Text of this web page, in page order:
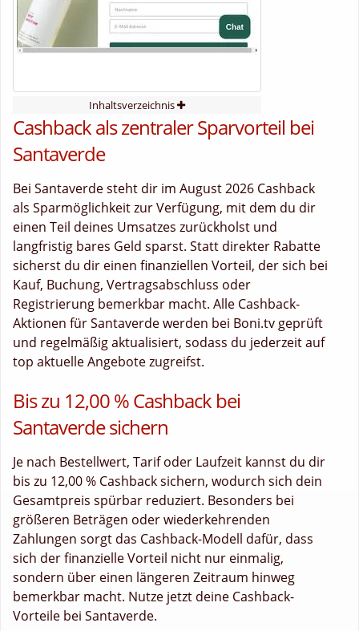
Inhaltsverzeichnis
Cashback als zentraler Sparvorteil bei
Santaverde
Bei Santaverde steht dir im August 2026 Cashback
als Sparmöglichkeit zur Verfügung, mit dem du dir
einen Teil deines Umsatzes zurückholst und
langfristig bares Geld sparst. Statt direkter Rabatte
sicherst du dir einen finanziellen Vorteil, der sich bei
Kauf, Buchung, Vertragsabschluss oder
Registrierung bemerkbar macht. Alle Cashback-
Aktionen für Santaverde werden bei Boni.tv geprüft
und regelmäßig aktualisiert, sodass du jederzeit auf
top aktuelle Angebote zugreifst.
Bis zu 12,00 % Cashback bei
Santaverde sichern
Je nach Bestellwert, Tarif oder Laufzeit kannst du dir
bis zu 12,00 % Cashback sichern, wodurch sich dein
Gesamtpreis spürbar reduziert. Besonders bei
größeren Beträgen oder wiederkehrenden
Zahlungen sorgt das Cashback-Modell dafür, dass
sich der finanzielle Vorteil nicht nur einmalig,
sondern über einen längeren Zeitraum hinweg
bemerkbar macht. Nutze jetzt deine Cashback-
Vorteile bei Santaverde.